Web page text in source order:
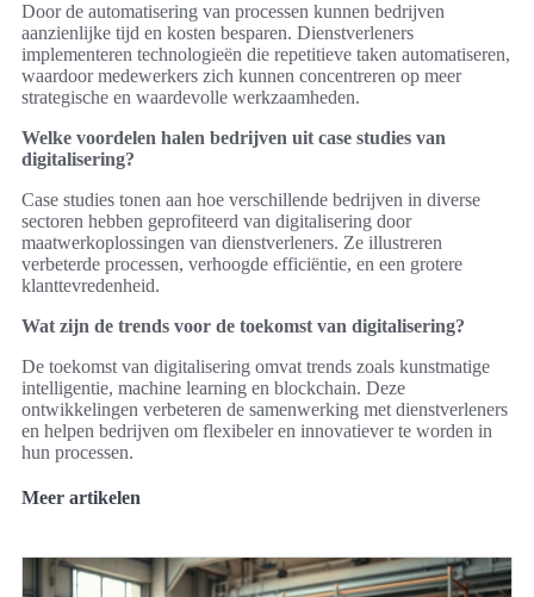
Door de automatisering van processen kunnen bedrijven
aanzienlijke tijd en kosten besparen. Dienstverleners
implementeren technologieën die repetitieve taken automatiseren,
waardoor medewerkers zich kunnen concentreren op meer
strategische en waardevolle werkzaamheden.
Welke voordelen halen bedrijven uit case studies van
digitalisering?
Case studies tonen aan hoe verschillende bedrijven in diverse
sectoren hebben geprofiteerd van digitalisering door
maatwerkoplossingen van dienstverleners. Ze illustreren
verbeterde processen, verhoogde efficiëntie, en een grotere
klanttevredenheid.
Wat zijn de trends voor de toekomst van digitalisering?
De toekomst van digitalisering omvat trends zoals kunstmatige
intelligentie, machine learning en blockchain. Deze
ontwikkelingen verbeteren de samenwerking met dienstverleners
en helpen bedrijven om flexibeler en innovatiever te worden in
hun processen.
Meer artikelen